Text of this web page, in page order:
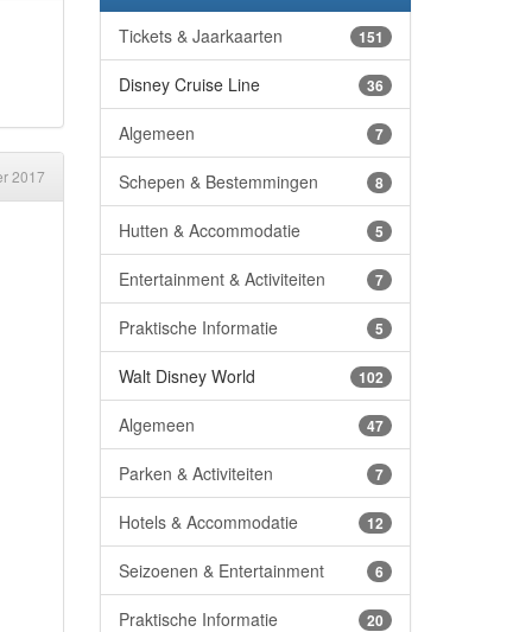
2017
151
Tickets & Jaarkaarten
36
Disney Cruise Line
7
Algemeen
8
Schepen & Bestemmingen
5
Hutten & Accommodatie
7
Entertainment & Activiteiten
5
Praktische Informatie
102
Walt Disney World
47
Algemeen
7
Parken & Activiteiten
12
Hotels & Accommodatie
6
Seizoenen & Entertainment
20
Praktische Informatie